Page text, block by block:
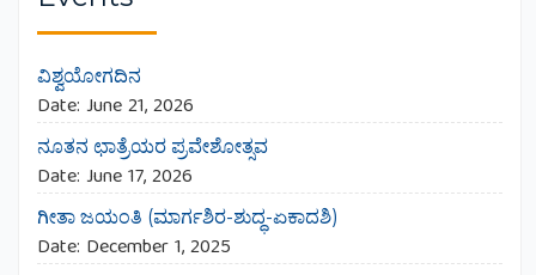
ವಿಶ್ವಯೋಗದಿನ
Date: June 21, 2026
ನೂತನ ಛಾತ್ರೆಯರ ಪ್ರವೇಶೋತ್ಸವ
Date: June 17, 2026
ಗೀತಾ ಜಯಂತಿ (ಮಾರ್ಗಶಿರ-ಶುದ್ಧ-ಏಕಾದಶಿ)
Date: December 1, 2025